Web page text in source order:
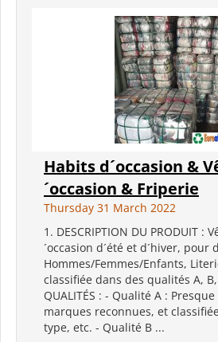
Habits d´occasion &
´occasion & Friperie
Thursday 31 March 2022
1. DESCRIPTION DU PRODUIT :
´occasion d´été et d´hiver, pour
Hommes/Femmes/Enfants,
classifiée dans des qualités A, B,
QUALITÉS : - Qualité A :
marques reconnues, et
type, etc. - Qualité B ...